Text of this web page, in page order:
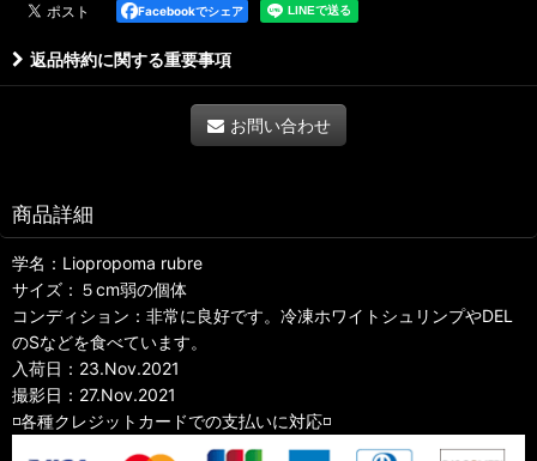
Facebookでシェア
返品特約に関する重要事項
お問い合わせ
商品詳細
学名：Liopropoma rubre
サイズ：５cm弱の個体
コンディション：非常に良好です。冷凍ホワイトシュリンプやDEL
のSなどを食べています。
入荷日：23.Nov.2021
撮影日：27.Nov.2021
◽️各種クレジットカードでの支払いに対応◽️